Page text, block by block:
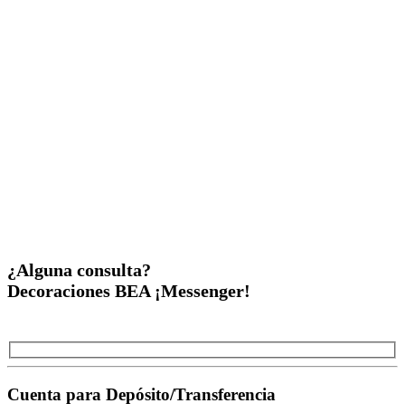
¿Alguna consulta?
Decoraciones BEA ¡Messenger!
Cuenta para Depósito/Transferencia